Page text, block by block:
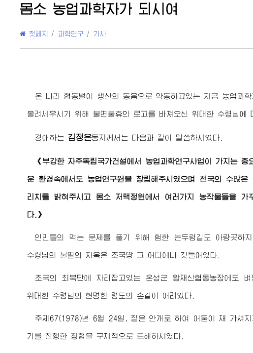
몸소 농업과학자가 되시여
첫페지 / 과학연구 / 기사
온 나라 협동벌이 생산의 동음으로 약동하고있는 지금 농업과
올려세우시기 위해 불면불휴의 로고를 바쳐오신 위대한 수령님 에
경애하는 김정은동지 께서는 다음과 같이 말씀하시였다.
《부강한 자주독립국가건설에서 농업과학연구사업이 가지는
운 환경속에서도 농업연구원을 창립해주시였으며 전국의 수많은
리치를 밝혀주시고 몸소 저택정원에서 여러가지 농작물들을 가
다.》
인민들의 먹는 문제를 풀기 위해 험한 논두렁길도 아랑곳
수령님 의 불멸의 자욱은 조국땅 그 어디에나 깃들어있다.
조국의 최북단에 자리잡고있는 온성군 왕재산협동농장에도
위대한 수령님 의 현명한 령도의 손길이 어려있다.
주체67(1978)년 6월 24일, 짙은 안개로 하여 어둠이 채 가셔
기를 진행한 정형을 구체적으로 료해하시였다.